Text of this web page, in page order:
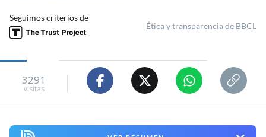
Seguimos criterios de
Ética y transparencia de BBCL
3291
visitas